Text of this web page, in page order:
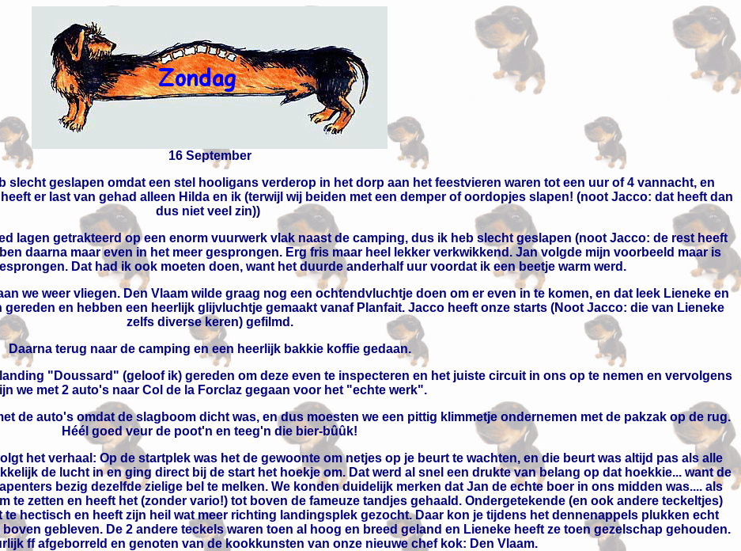
16 September
slecht geslapen omdat een stel hooligans verderop in het dorp aan het feestvieren waren tot een uur of 4 vannacht, en
er last van gehad alleen Hilda en ik (terwijl wij beiden met een demper of oordopjes slapen! (noot Jacco: dat heeft dan
dus niet veel zin))
lagen getrakteerd op een enorm vuurwerk vlak naast de camping, dus ik heb slecht geslapen (noot Jacco: de rest heeft
daarna maar even in het meer gesprongen. Erg fris maar heel lekker verkwikkend. Jan volgde mijn voorbeeld maar is
Dat had ik ook moeten doen, want het duurde anderhalf uur voordat ik een beetje warm werd.
we weer vliegen. Den Vlaam wilde graag nog een ochtendvluchtje doen om er even in te komen, en dat leek Lieneke en
en hebben een heerlijk glijvluchtje gemaakt vanaf Planfait. Jacco heeft onze starts (Noot Jacco: die van Lieneke
zelfs diverse keren) gefilmd.
Daarna terug naar de camping en een heerlijk bakkie koffie gedaan.
"Doussard" (geloof ik) gereden om deze even te inspecteren en het juiste circuit in ons op te nemen en vervolgens
we met 2 auto's naar Col de la Forclaz gegaan voor het "echte werk".
de auto's omdat de slagboom dicht was, en dus moesten we een pittig klimmetje ondernemen met de pakzak op de rug.
Héél goed veur de poot'n en teeg'n die bier-bûûk!
het verhaal: Op de startplek was het de gewoonte om netjes op je beurt te wachten, en die beurt was altijd pas als alle
de lucht in en ging direct bij de start het hoekje om. Dat werd al snel een drukte van belang op dat hoekkie... want de
bezig dezelfde zielige bel te melken. We konden duidelijk merken dat Jan de echte boer in ons midden was.... als
te zetten en heeft het (zonder vario!) tot boven de fameuze tandjes gehaald. Ondergetekende (en ook andere teckeltjes)
hectisch en heeft zijn heil wat meer richting landingsplek gezocht. Daar kon je tijdens het dennenappels plukken echt
gebleven. De 2 andere teckels waren toen al hoog en breed geland en Lieneke heeft ze toen gezelschap gehouden.
ff afgeborreld en genoten van de kookkunsten van onze nieuwe chef kok: Den Vlaam.